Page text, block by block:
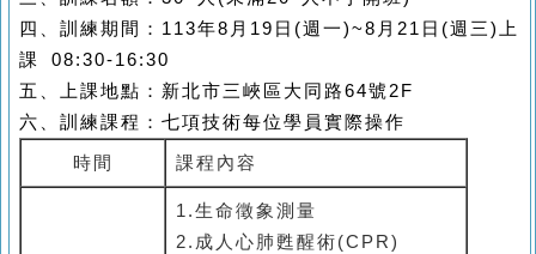
四、訓練期間：113年8月19日(週一)~8月21日(週三)上
課 08:30-16:30
五、上課地點：新北市三峽區大同路64號2F
六、訓練課程：七項技術每位學員實際操作
時間 課程內容
1.生命徵象測量
2. 成人心肺甦醒術(CPR)